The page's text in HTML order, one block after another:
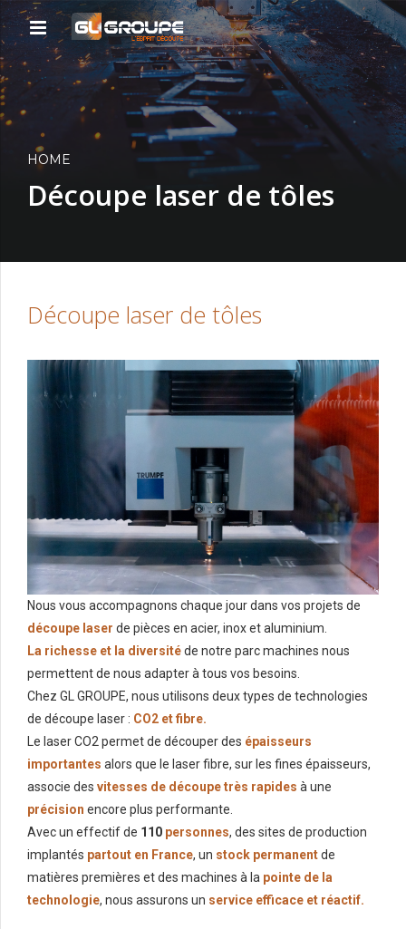
HOME
Découpe laser de tôles
Découpe laser de tôles
Nous vous accompagnons chaque jour dans vos projets de
découpe laser de pièces en acier, inox et aluminium.
La richesse et la diversitéde notre parc machines nous
permettent de nous adapter à tous vos besoins.
Chez GL GROUPE, nous utilisons deux types de technologies
de découpe laser : CO2 et fibre.
Le laser CO2 permet de découper des épaisseurs
importantes alors que le laser fibre, sur les fines épaisseurs,
associe des vitesses de découpe très rapides à une
précision encore plus performante.
Avec un effectif de 110 personnes, des sites de production
implantés partout en France, un stock permanentde
matières premières et des machines à la pointe de la
technologie, nous assurons un service efficace et réactif.